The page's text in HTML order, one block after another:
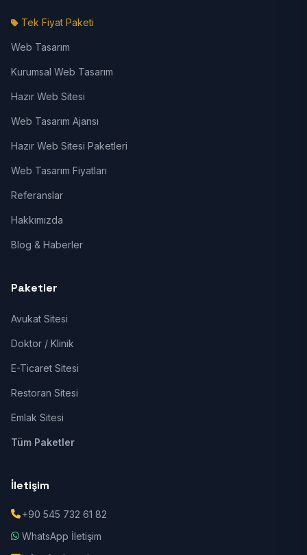
Tek Fiyat Paketi
Web Tasarım
Kurumsal Web Tasarım
Hazır Web Sitesi
Web Tasarım Ajansı
Hazır Web Sitesi Paketleri
Web Tasarım Fiyatları
Referanslar
Hakkımızda
Blog & Haberler
Paketler
Avukat Sitesi
Doktor / Klinik
E-Ticaret Sitesi
Restoran Sitesi
Emlak Sitesi
Tüm Paketler
İletişim
+90 545 732 61 82
WhatsApp İletişim